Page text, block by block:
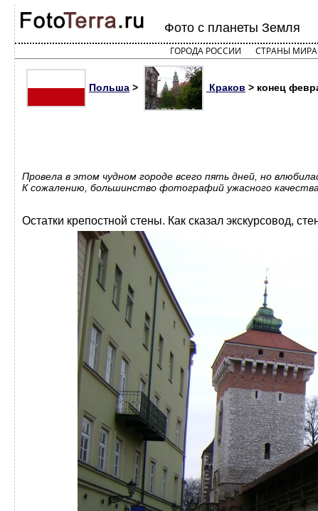
Фото с планеты Земля
ГОРОДА РОССИИ СТРАНЫ МИРА
Польша > Краков > конец
Провела в этом чудном городе всего пять дней, но
К сожалению, большинство фотографий ужасного
Остатки крепостной стены. Как сказал экскурсовод,